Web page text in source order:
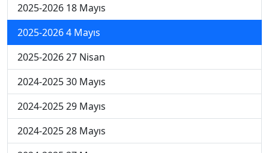
2025-2026 18 Mayıs
2025-2026 4 Mayıs
2025-2026 27 Nisan
2024-2025 30 Mayıs
2024-2025 29 Mayıs
2024-2025 28 Mayıs